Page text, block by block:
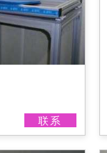
联系